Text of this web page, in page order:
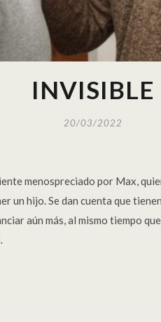
INVISIBLE
20/03/2022
menospreciado por Max,
un hijo. Se dan cuenta que
aún más, al mismo tiempo